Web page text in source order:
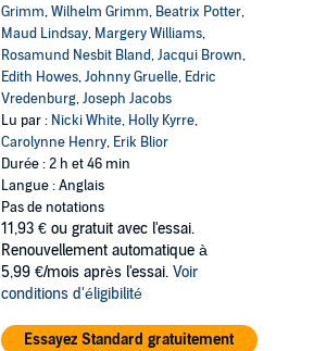
Grimm,Wilhelm Grimm, Beatrix Potter,
Maud Lindsay, Margery Williams,
Rosamund Nesbit Bland,Jacqui Brown,
Edith Howes,Johnny Gruelle, Edric
Vredenburg,Joseph Jacobs
Lu par : Nicki White, Holly Kyrre,
Carolynne Henry, Erik Blior
Durée : 2 h et 46 min
Langue : Anglais
Pas de notations
11,93 € ou gratuit avec l'essai.
Renouvellement automatique à
5,99 €/mois après l'essai. Voir
conditions d'éligibilité
Essayez Standard gratuitement